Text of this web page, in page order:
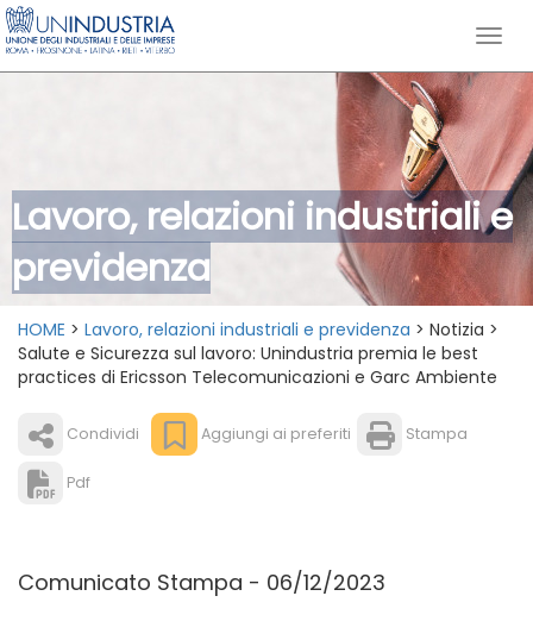
Lavoro, relazioni industriali e
previdenza
HOME > Lavoro, relazioni industriali e previdenza > Notizia >
Salute e Sicurezza sul lavoro: Unindustria premia le best
practices di Ericsson Telecomunicazioni e Garc Ambiente
Condividi Aggiungi ai preferiti Stampa
Pdf
Comunicato Stampa - 06/12/2023